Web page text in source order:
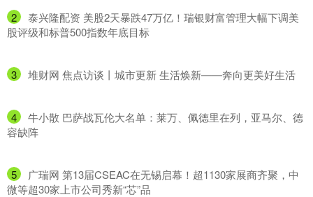
2
​泰兴隆配资 美股2天暴跌47万亿！瑞银财富管理大幅下调美
股评级和标普500指数年底目标
3 ​堆财网 焦点访谈丨城市更新 生活焕新——奔向更美好生活
4
​牛小散 巴萨战瓦伦大名单：莱万、佩德里在列，亚马尔、德
容缺阵
5
​广瑞网 第13届CSEAC在无锡启幕！超1130家展商齐聚，中
微等超30家上市公司秀新“芯”品